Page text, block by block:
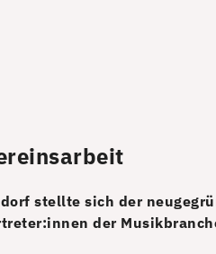
stellte sich der
der